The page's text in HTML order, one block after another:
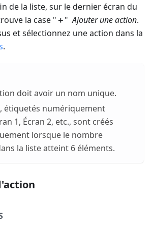
de la liste, sur le dernier écran du
la case " ＋"Ajouter une action.
et sélectionnez une action dans la
.
doit avoir un nom unique.
étiquetés numériquement
1, Écran 2, etc., sont créés
lorsque le nombre
la liste atteint 6 éléments.